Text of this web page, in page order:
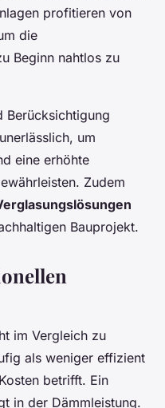
profitieren von
die
Beginn nahtlos zu
Berücksichtigung
um
eine erhöhte
Zudem
Bauprojekt.
im Vergleich zu
als weniger effizient
betrifft. Ein
in der Dämmleistung.